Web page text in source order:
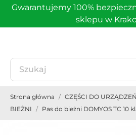
Gwarantujemy 100%
sklepu w
Strona główna CZĘŚCI DO
BIEŻNI
Pas do bieżni DOMYOS TC 10